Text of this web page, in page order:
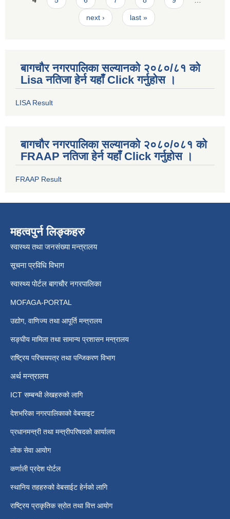
next › last »
बागचौर नगरपालिका सल्यानको २०८०/८१ को
Lisa नतिजा हेर्न यहाँ Click गर्नुहोस ।
LISA Result
बागचौर नगरपालिका सल्यानको २०८०/०८१ को
FRAAP नतिजा हेर्न यहाँ Click गर्नुहोस ।
FRAAP Result
महत्वपुर्न लिङ्कहरु
स्वास्थ्य तथा जनसंख्या मन्त्रालय
सूचना प्रविधि विभाग
स्वास्थ्य पोर्टल बागचौर नगरपालिका
MOFAGA-PORTAL
उद्योग, वाणिज्य तथा आपूर्ति मन्त्रालय
सङ्घीय मामिला तथा सामान्य प्रशासन मन्त्रालय
राष्ट्रिय परिचयपत्र तथा पन्जिकरण विभाग
अर्थ मन्त्रालय
ICT सम्बन्धी लेखहरुको लागि
देशभरिका नगरपालिकाको वेबसाइट
प्रधानमन्त्री तथा मन्त्रीपरिषदको कार्यालय
लोक सेवा आयोग
कर्णाली प्रदेश पोर्टल
स्थानिय तहहरुको वेबसाईट हेर्नको लागि
राष्ट्रिय प्राकृतिक स्रोत तथा वित्त आयोग